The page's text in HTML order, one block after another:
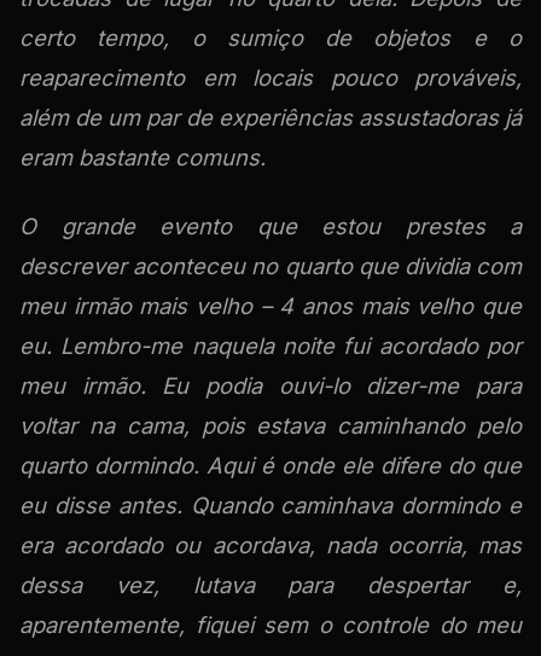
certo tempo, o sumiço de objetos e o
reaparecimento em locais pouco prováveis,
além de um par de experiências assustadoras já
eram bastante comuns.
O grande evento que estou prestes a
descrever aconteceu no quarto que dividia com
meu irmão mais velho – 4 anos mais velho que
eu. Lembro-me naquela noite fui acordado por
meu irmão. Eu podia ouvi-lo dizer-me para
voltar na cama, pois estava caminhando pelo
quarto dormindo. Aqui é onde ele difere do que
eu disse antes. Quando caminhava dormindo e
era acordado ou acordava, nada ocorria, mas
dessa vez, lutava para despertar e,
aparentemente, fiquei sem o controle do meu